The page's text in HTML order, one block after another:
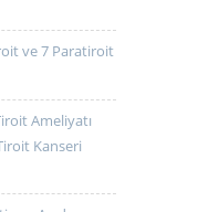
ve 7 Paratiroit
Ameliyatı
Kanseri